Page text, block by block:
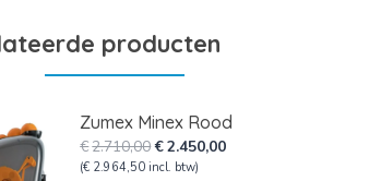
producten
Zumex Minex Rood
€2.710,00Oorspronkelijke
prijs
€2.450,00Huidige
(€ 2.964,50 incl. btw)